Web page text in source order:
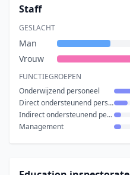
Staff
GESLACHT
Man
Vrouw
FUNCTIEGROEPEN
Onderwijzend personeel
Direct ondersteunend personeel
Indirect ondersteunend personeel
Management